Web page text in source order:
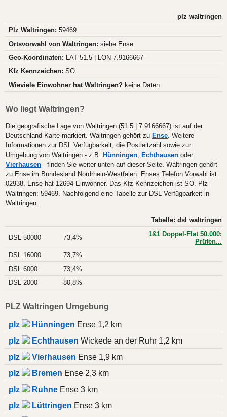
plz waltringen
Plz Waltringen: 59469
Ortsvorwahl von Waltringen: siehe Ense
Geo-Koordinaten: LAT 51.5 | LON 7.9166667
Kfz Kennzeichen: SO
Wieviele Einwohner hat Waltringen? keine Daten
Wo liegt Waltringen?
Die geografische Lage von Waltringen (51.5 | 7.9166667) ist auf der
Deutschland-Karte markiert. Waltringen gehört zu Ense. Weitere
Informationen zur DSL Verfügbarkeit, die Postleitzahl sowie zur
Umgebung von Waltringen - z.B. Hünningen, Echthausen oder
Vierhausen - finden Sie weiter unten auf dieser Seite. Waltringen gehört
zu Ense im Bundesland Nordrhein-Westfalen. Enses Telefon Vorwahl ist
02938. Ense hat 12694 Einwohner. Das Kfz-Kennzeichen ist SO. Plz
Waltringen: 59469. Nachfolgend eine Tabelle zur DSL Verfügbarkeit in
Waltringen.
Tabelle: dsl waltringen
DSL 50000 73,4%
1&1 Doppel-Flat 50.000:
Prüfen...
DSL 16000
73,7%
DSL 6000
73,4%
DSL 2000
80,8%
PLZ Waltringen Umgebung
plz Hünningen Ense 1,2 km
plz
Echthausen Wickede an der Ruhr 1,2 km
plz
Vierhausen Ense 1,9 km
plz
Bremen Ense 2,3 km
plz
Ruhne Ense 3 km
plz
Lüttringen Ense 3 km